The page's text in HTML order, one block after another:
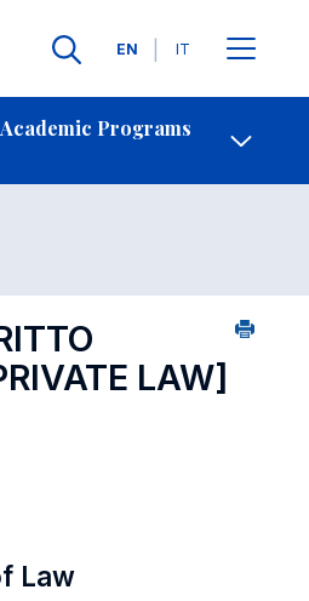
Languages
EN IT
Programs
Contact Us
2027
LAW]
Law